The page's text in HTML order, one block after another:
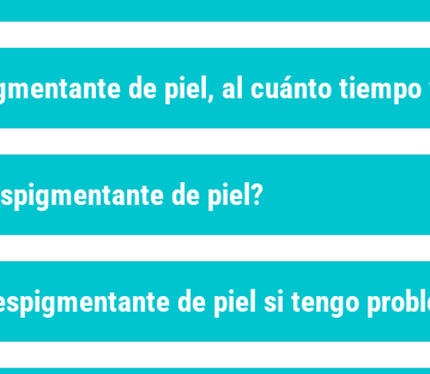
de piel, al cuánto tiempo
de piel?
de piel si tengo